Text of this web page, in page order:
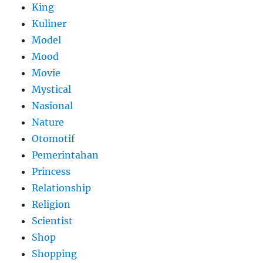
King
Kuliner
Model
Mood
Movie
Mystical
Nasional
Nature
Otomotif
Pemerintahan
Princess
Relationship
Religion
Scientist
Shop
Shopping